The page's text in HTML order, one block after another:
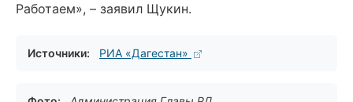
Работаем», – заявил Щукин.
Источники: РИА «Дагестан»